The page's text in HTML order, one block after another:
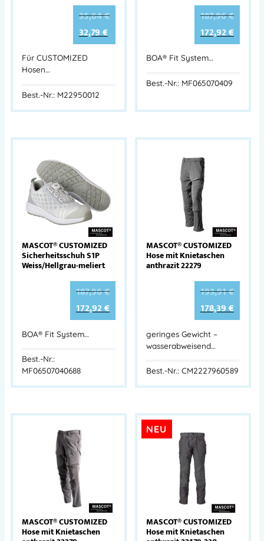
35,64€
32,79€
Für CUSTOMIZED
Hosen…
Best.-Nr.: M22950012
187,96€
172,92€
BOA® Fit System…
Best.-Nr.: MF065070409
MASCOT® CUSTOMIZED
Sicherheitsschuh S1P
Weiss/Hellgrau-meliert
187,96€
172,92€
BOA® Fit System…
Best.-Nr.:
MF06507040688
MASCOT® CUSTOMIZED
Hose mit Knietaschen
anthrazit 22279
193,91€
178,39€
geringes Gewicht –
wasserabweisend…
Best.-Nr.: CM2227960589
MASCOT® CUSTOMIZED
Hose mit Knietaschen
NEU
MASCOT® CUSTOMIZED
Hose mit Knietaschen